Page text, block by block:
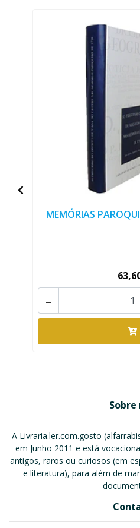
MEMÓRIAS
-
Sobre
A Livraria.ler.com.gosto
em Junho 2011 e está
antigos, raros ou curiosos (em
e literatura), para além de